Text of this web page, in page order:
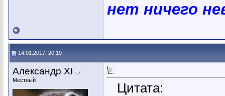
нет ничего
14.01.2017, 20:19
Александр XI
Местный
Цитата: